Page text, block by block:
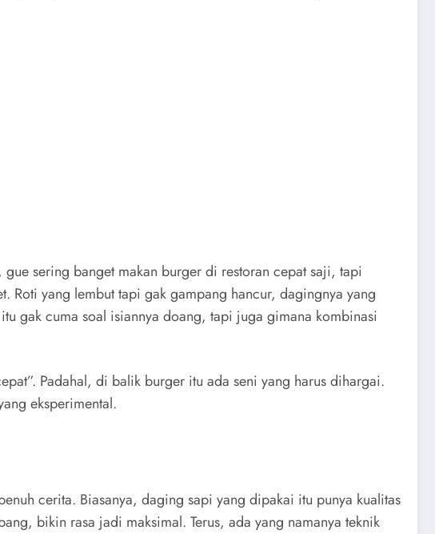
sering banget makan burger di restoran cepat saji, tapi
Roti yang lembut tapi gak gampang hancur, dagingnya yang
gak cuma soal isiannya doang, tapi juga gimana kombinasi
Padahal, di balik burger itu ada seni yang harus dihargai.
eksperimental.
cerita. Biasanya, daging sapi yang dipakai itu punya kualitas
bikin rasa jadi maksimal. Terus, ada yang namanya teknik